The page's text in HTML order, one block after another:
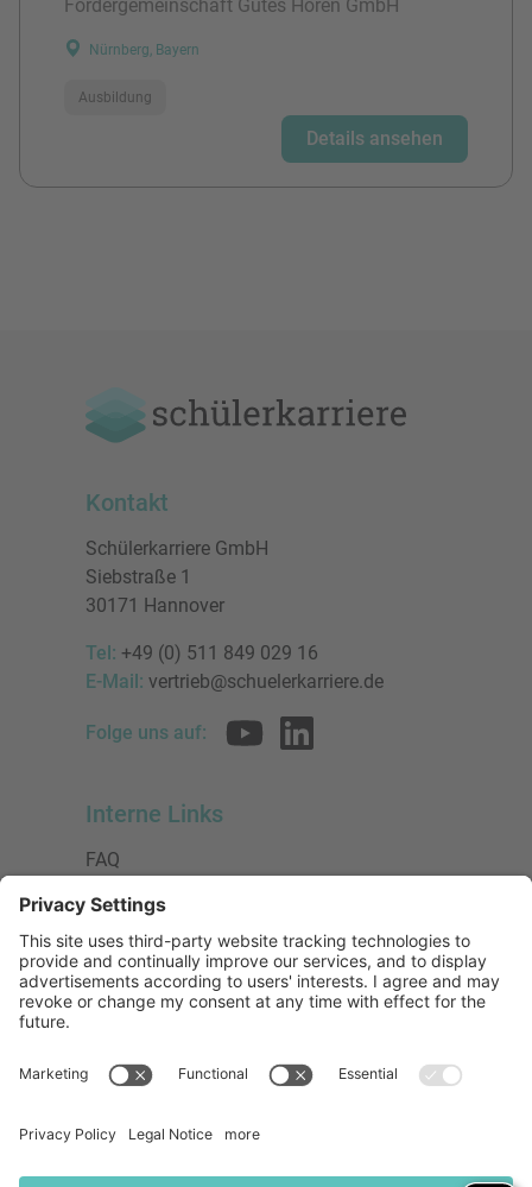
Fördergemeinschaft Gutes Hören GmbH
Nürnberg, Bayern
Ausbildung
Details ansehen
Kontakt
Schülerkarriere GmbH
Siebstraße 1
30171 Hannover
Tel: +49 (0) 511 849 029 16
E-Mail: vertrieb@schuelerkarriere.de
Folge uns auf:
Interne Links
FAQ
Datenschutzerklärung
Impressum
Presse
Urheberrecht
Mitglied bei:
Die Jungen Unternehmer